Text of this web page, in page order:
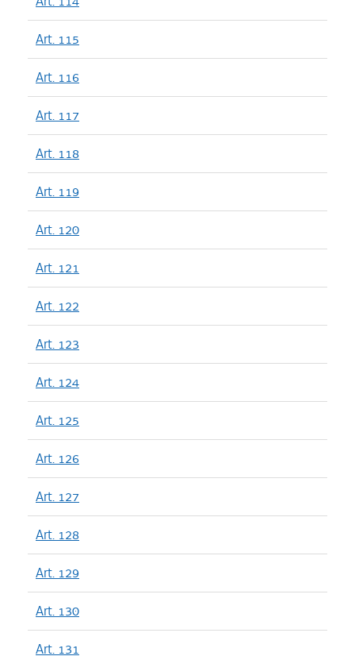
Art. 115
Art. 116
Art. 117
Art. 118
Art. 119
Art. 120
Art. 121
Art. 122
Art. 123
Art. 124
Art. 125
Art. 126
Art. 127
Art. 128
Art. 129
Art. 130
Art. 131